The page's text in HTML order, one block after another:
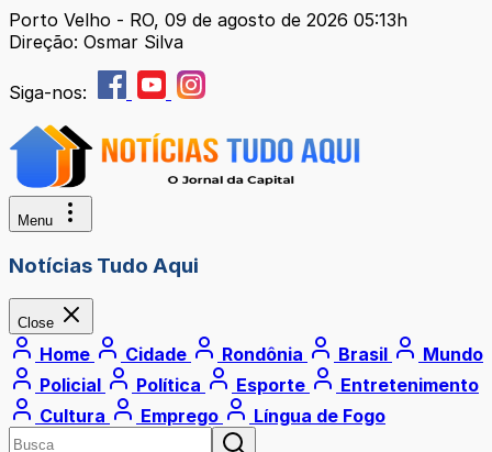
Porto Velho - RO, 09 de agosto de 2026 05:13h
Direção: Osmar Silva
Siga-nos:
Menu
Notícias Tudo Aqui
Close
Home Cidade Rondônia Brasil
Mundo
Policial
Política Esporte
Entretenimento
Cultura
Emprego Língua de Fogo